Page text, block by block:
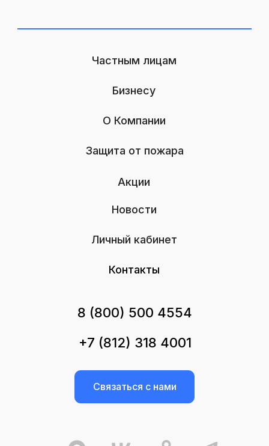
Частным лицам
Бизнесу
Контакты
Новости
О Компании
Личный кабинет
Защита от пожара
Связаться с нами
8 (800) 500 4554
+7 (812) 318 4001
Акции